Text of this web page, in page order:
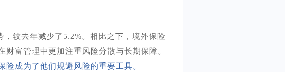
，较去年减少了 5.2%。相比之下，境外保险
富管理中更加注重风险分散与长期保障。
成为了他们规避风险的重要工具。